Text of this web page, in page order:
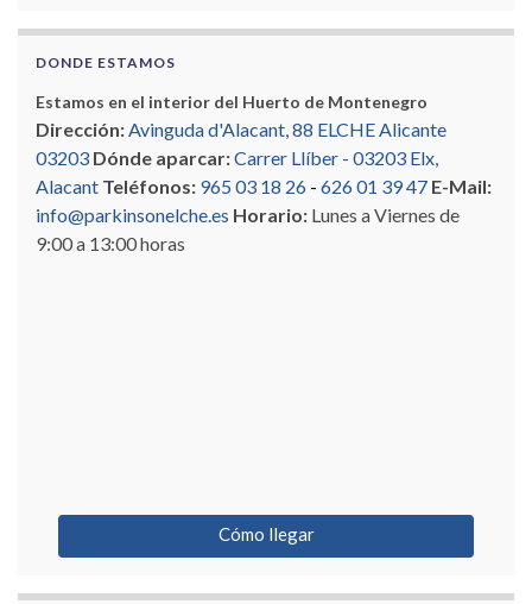
DONDE ESTAMOS
Estamos en el interior del Huerto de Montenegro
Dirección:Avinguda d'Alacant, 88 ELCHE Alicante
03203 Dónde aparcar:Carrer Llíber - 03203 Elx,
Alacant Teléfonos: 965 03 18 26 - 626 01 39 47 E-Mail:
info@parkinsonelche.es Horario: Lunes a Viernes de
9:00 a 13:00 horas
Cómo llegar